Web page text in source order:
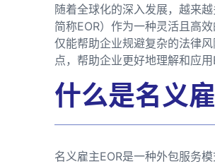
随着全球化的深入发展，越来
简称EOR）作为一种灵活且高
仅能帮助企业规避复杂的法律
点，帮助企业更好地理解和应用
什么是名义雇
名义雇主EOR是一种外包服务